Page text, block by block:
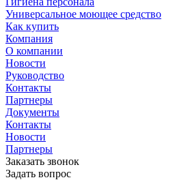
Универсальное моющее средство
Как купить
Компания
О компании
Новости
Руководство
Контакты
Партнеры
Документы
Контакты
Новости
Партнеры
Заказать звонок
Задать вопрос